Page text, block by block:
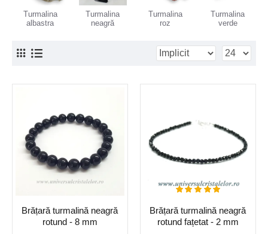
Turmalina
albastra
Turmalina
neagră
Turmalina
roz
Turmalina
verde
Brățară turmalină neagră
rotund - 8 mm
Brățară turmalină neagră
rotund fațetat - 2 mm